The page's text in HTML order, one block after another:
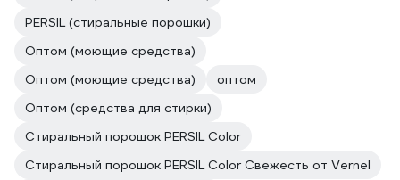
PERSIL (стиральные порошки)
Оптом (моющие средства)
Оптом (моющие средства)
оптом
Оптом (средства для стирки)
Стиральный порошок PERSIL Color
Стиральный порошок PERSIL Color Свежесть от Vernel